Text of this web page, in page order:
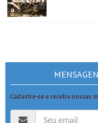
Cadastre-se e receba nossas